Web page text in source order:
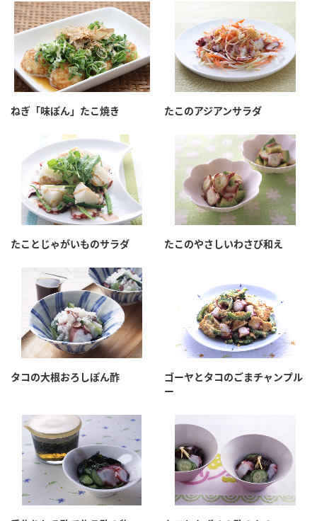
ねぎ「味ぽん」たこ焼き たこのアジアンサラダ
たことじゃがいものサラダ たこのやさしいわさび和え
タコの大根おろしぽん酢
ゴーヤとタコのごまチャンプル
ー